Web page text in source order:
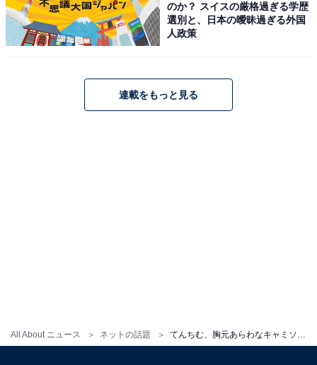
All About ニュース ネットの話題
のか？ スイスの厳格過ぎる学歴
選別と、日本の曖昧過ぎる外国
人政策
連載をもっと見る